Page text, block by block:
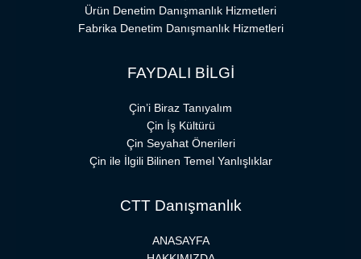
Ürün Denetim Danışmanlık Hizmetleri
Fabrika Denetim Danışmanlık Hizmetleri
FAYDALI BİLGİ
Çin’i Biraz Tanıyalım
Çin İş Kültürü
Çin Seyahat Önerileri
Çin ile İlgili Bilinen Temel Yanlışlıklar
CTT Danışmanlık
ANASAYFA